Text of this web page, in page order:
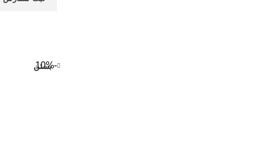
-10% بستن